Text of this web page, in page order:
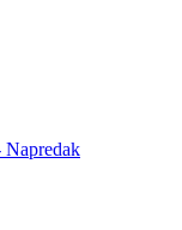
Napredak